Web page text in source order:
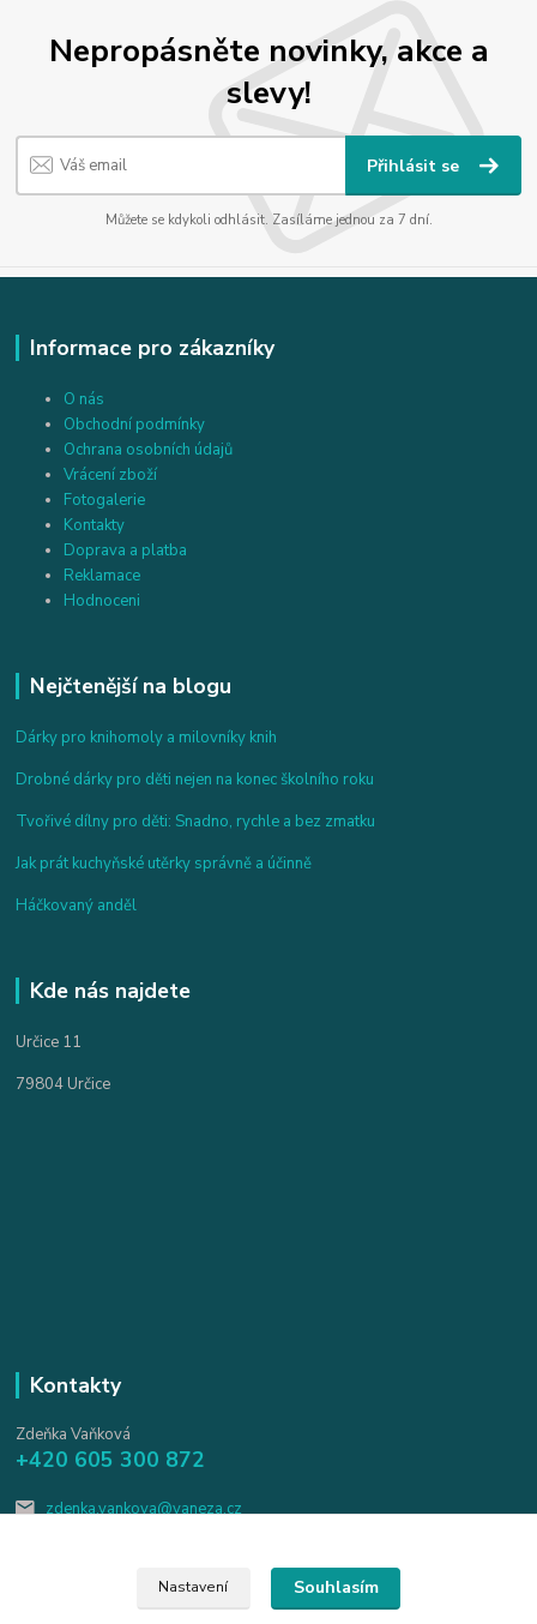
Nepropásněte novinky, akce a
slevy!
Přihlásit se
Můžete se kdykoli odhlásit. Zasíláme jednou za 7 dní.
Informace pro zákazníky
O nás
Obchodní podmínky
Ochrana osobních údajů
Vrácení zboží
Fotogalerie
Kontakty
Doprava a platba
Reklamace
Hodnoceni
Nejčtenější na blogu
Dárky pro knihomoly a milovníky knih
Drobné dárky pro děti nejen na konec školního roku
Tvořivé dílny pro děti: Snadno, rychle a bez zmatku
Jak prát kuchyňské utěrky správně a účinně
Háčkovaný anděl
Kde nás najdete
Určice 11
79804 Určice
Kontakty
Zdeňka Vaňková
+420 605 300 872
zdenka.vankova@vaneza.cz
Nastavení Souhlasím